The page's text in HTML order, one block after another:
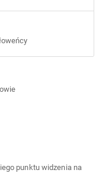
punktu widzenia na